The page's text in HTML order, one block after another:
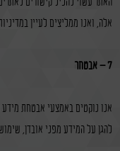
אלה, ואנו ממליצים לעיין
7 – אבטחה
אנו נוקטים באמצעי אבטחת
להגן על המידע מפני אובדן,